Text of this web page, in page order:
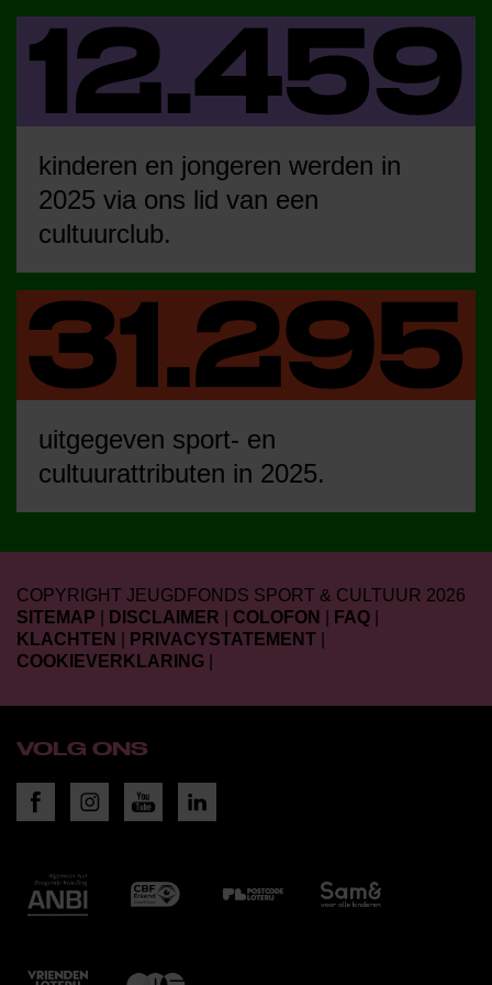
kinderen en jongeren werden in
2025 via ons lid van een
cultuurclub.
uitgegeven sport- en
cultuurattributen in 2025.
COPYRIGHT JEUGDFONDS SPORT & CULTUUR 2026
SITEMAP
DISCLAIMER COLOFON FAQ
KLACHTEN
PRIVACYSTATEMENT
COOKIEVERKLARING
VOLG ONS